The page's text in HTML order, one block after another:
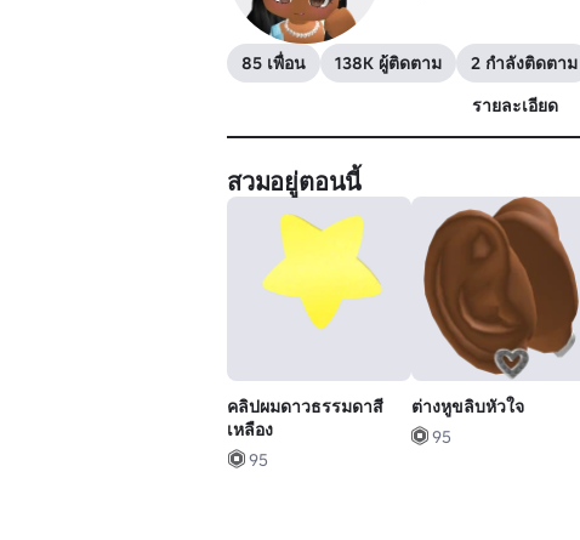
85 เพื่อน 138K ผู้ติดตาม
2 กำลังติดตาม
รายละเอียด
สวมอยู่ตอนนี้
คลิปผมดาวธรรมดาสี
เหลือง
95
ต่างหูขลิบหัวใจ
95